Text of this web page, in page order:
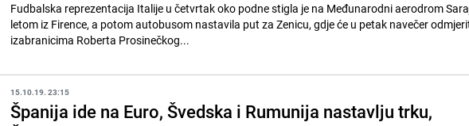
Fudbalska reprezentacija Italije u četvrtak oko podne stigla je na Međunarodni aerodrom
letom iz Firence, a potom autobusom nastavila put za Zenicu, gdje će u petak navečer
izabranicima Roberta Prosinečkog...
15.10.19. 23:15
Španija ide na Euro, Švedska i Rumunija nastavlju trku,